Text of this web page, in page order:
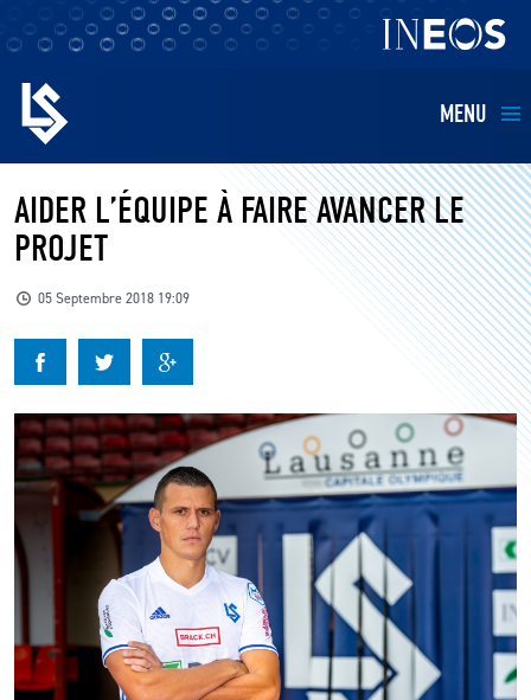
MENU
EQUIPES
BILLETTERIE
KIDS
BUSINESS
RESTAURATION
CONTACT
AIDER L’ÉQUIPE À FAIRE AVANCER LE
PROJET
05 Septembre 2018 19:09